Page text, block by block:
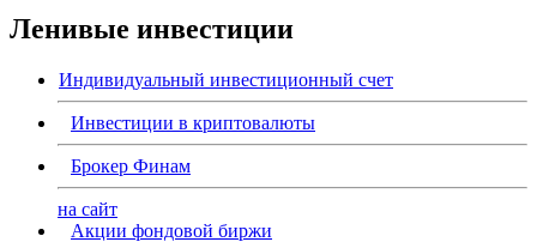
Ленивые инвестиции
Индивидуальный инвестиционный счет
Инвестиции в криптовалюты
Брокер Финам
на сайт
Акции фондовой биржи